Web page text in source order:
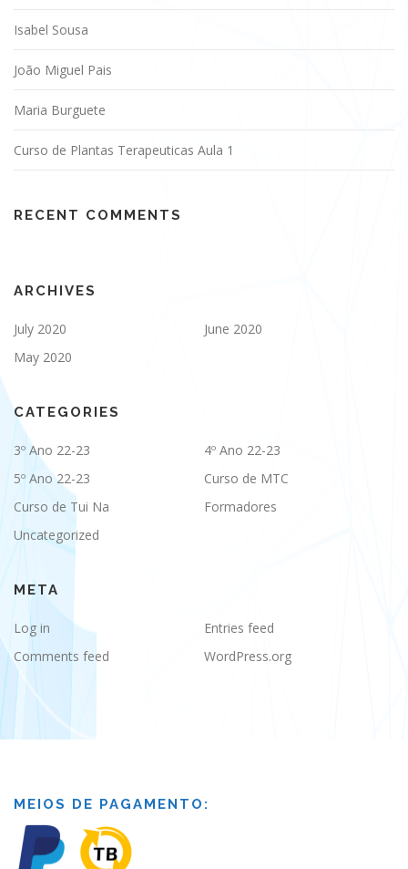
Isabel Sousa
João Miguel Pais
Maria Burguete
Curso de Plantas Terapeuticas Aula 1
RECENT COMMENTS
ARCHIVES
July 2020
June 2020
May 2020
CATEGORIES
3º Ano 22-23
4º Ano 22-23
5º Ano 22-23
Curso de MTC
Curso de Tui Na
Formadores
Uncategorized
META
Log in
Entries feed
Comments feed
WordPress.org
MEIOS DE PAGAMENTO: